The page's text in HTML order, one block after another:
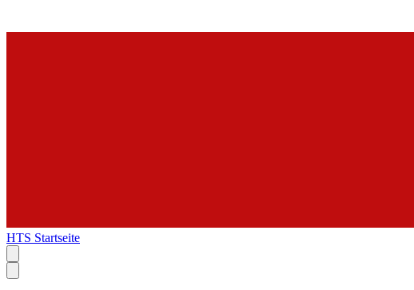
HTS Startseite